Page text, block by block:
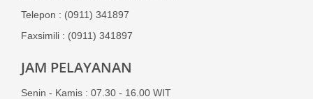
Telepon : (0911) 341897
Faxsimili : (0911) 341897
JAM PELAYANAN
Senin - Kamis : 07.30 - 16.00 WIT